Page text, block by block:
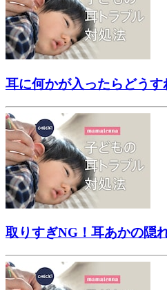
耳に何かが入ったらどうす
取りすぎNG！耳あかの隠